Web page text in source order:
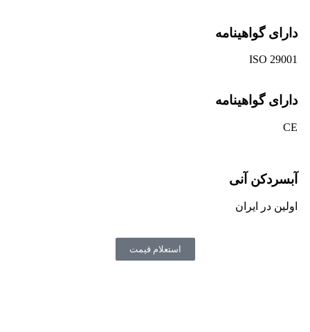
دارای گواهینامه
ISO 29001
دارای گواهینامه
CE
آبسردکن آنی
اولین در ایران
استعلام قیمت